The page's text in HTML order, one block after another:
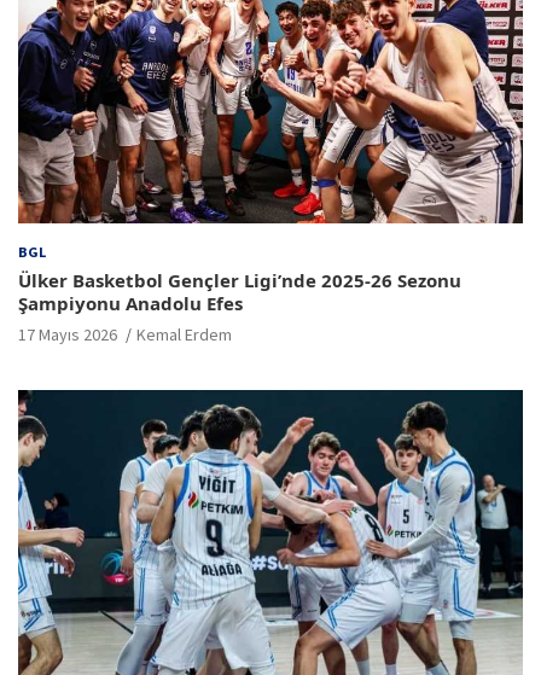
BGL
Ülker Basketbol Gençler Ligi’nde 2025-26 Sezonu
Şampiyonu Anadolu Efes
17 Mayıs 2026 Kemal Erdem